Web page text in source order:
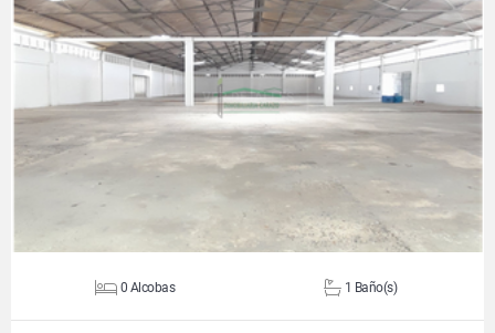
VER DETALLES
0 Alcobas 1 Baño(s)